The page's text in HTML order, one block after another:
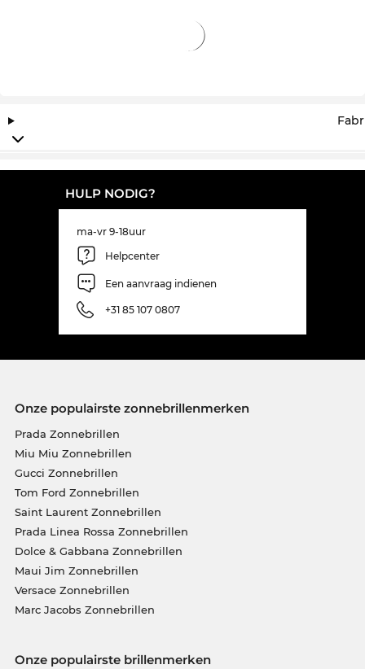
HULP NODIG?
ma-vr 9-18uur
Helpcenter
Een aanvraag indienen
+31 85 107 0807
Onze populairste zonnebrillenmerken
Prada Zonnebrillen
Miu Miu Zonnebrillen
Gucci Zonnebrillen
Tom Ford Zonnebrillen
Saint Laurent Zonnebrillen
Prada Linea Rossa Zonnebrillen
Dolce & Gabbana Zonnebrillen
Maui Jim Zonnebrillen
Versace Zonnebrillen
Marc Jacobs Zonnebrillen
Onze populairste brillenmerken